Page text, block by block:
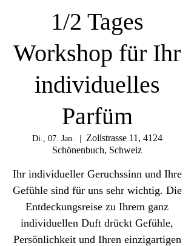
1/2 Tages
Workshop für Ihr
individuelles
Parfüm
Di., 07. Jan.
Zollstrasse 11, 4124
Schönenbuch, Schweiz
Ihr individueller Geruchssinn und Ihre
Gefühle sind für uns sehr wichtig. Die
Entdeckungsreise zu Ihrem ganz
individuellen Duft drückt Gefühle,
Persönlichkeit und Ihren einzigartigen